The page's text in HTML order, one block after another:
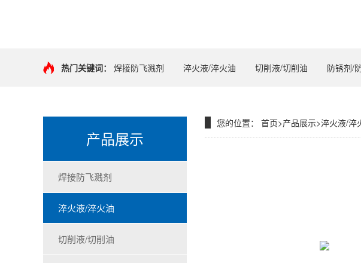
热门关键词： 焊接防飞溅剂 淬火液/淬火油 切削液/切削油 防锈剂/
产品展示
焊接防飞溅剂
淬火液/淬火油
切削液/切削油
您的位置： 首页>产品展示>淬火液/淬